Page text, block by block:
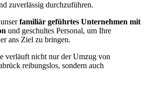
zuverlässig durchzuführen.
familiär geführtes Unternehmen mit
und geschultes Personal, um Ihre
ans Ziel zu bringen.
verläuft nicht nur der Umzug von
reibungslos, sondern auch